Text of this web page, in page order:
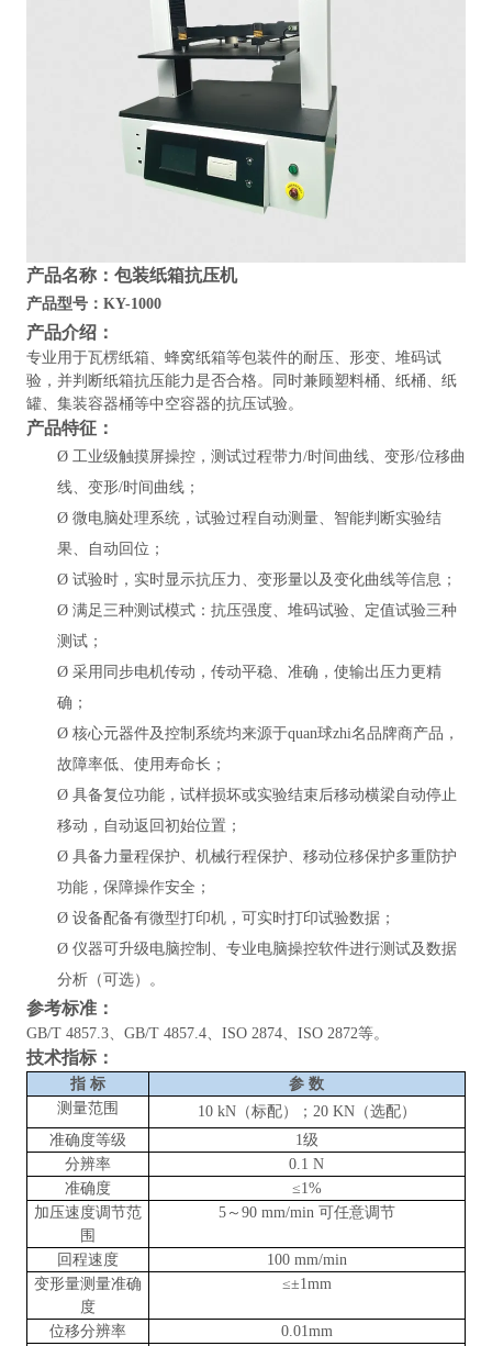
产品名称： 包装纸箱抗压机
产品型号： KY-1000
产品介绍：
专业用于瓦楞纸箱、蜂窝纸箱等包装件的耐压、形变、堆码试
验，并判断纸箱抗压能力是否合格。同时兼顾塑料桶、纸桶、纸
罐、集装容器桶等中空容器的抗压试验。
产品特征：
Ø 工业级触摸屏操控，测试过程带力/时间曲线、变形/位移曲
线、变形/时间曲线；
Ø 微电脑处理系统，试验过程自动测量、智能判断实验结
果、自动回位；
Ø 试验时，实时显示抗压力、变形量以及变化曲线等信息；
Ø 满足三种测试模式：抗压强度、堆码试验、定值试验三种
测试；
Ø 采用同步电机传动，传动平稳、准确，使输出压力更精
确；
Ø 核心元器件及控制系统均来源于quan球zhi名品牌商产品，
故障率低、使用寿命长；
Ø 具备复位功能，试样损坏或实验结束后移动横梁自动停止
移动，自动返回初始位置；
Ø 具备力量程保护、机械行程保护、移动位移保护多重防护
功能，保障操作安全；
Ø 设备配备有微型打印机，可实时打印试验数据；
Ø 仪器可升级电脑控制、专业电脑操控软件进行测试及数据
分析（可选）。
参考标准：
GB/T 4857.3、GB/T 4857.4、ISO 2874、ISO 2872等。
技术指标：
指 标 参 数
测量范围
10 kN（标配）； 20 KN（选配）
准确度等级
1级
分辨率
0.1 N
准确度
≤1%
加压速度调节范
围
5～90 mm/min 可任意调节
回程速度 100 mm/min
变形量测量准确
度
≤±1mm
位移分辨率
0.01mm